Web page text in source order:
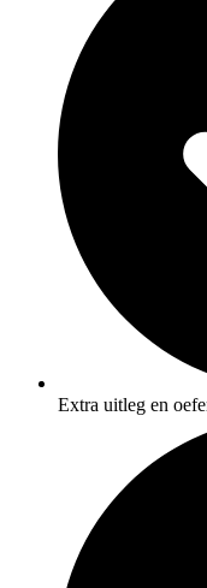
Extra uitleg en